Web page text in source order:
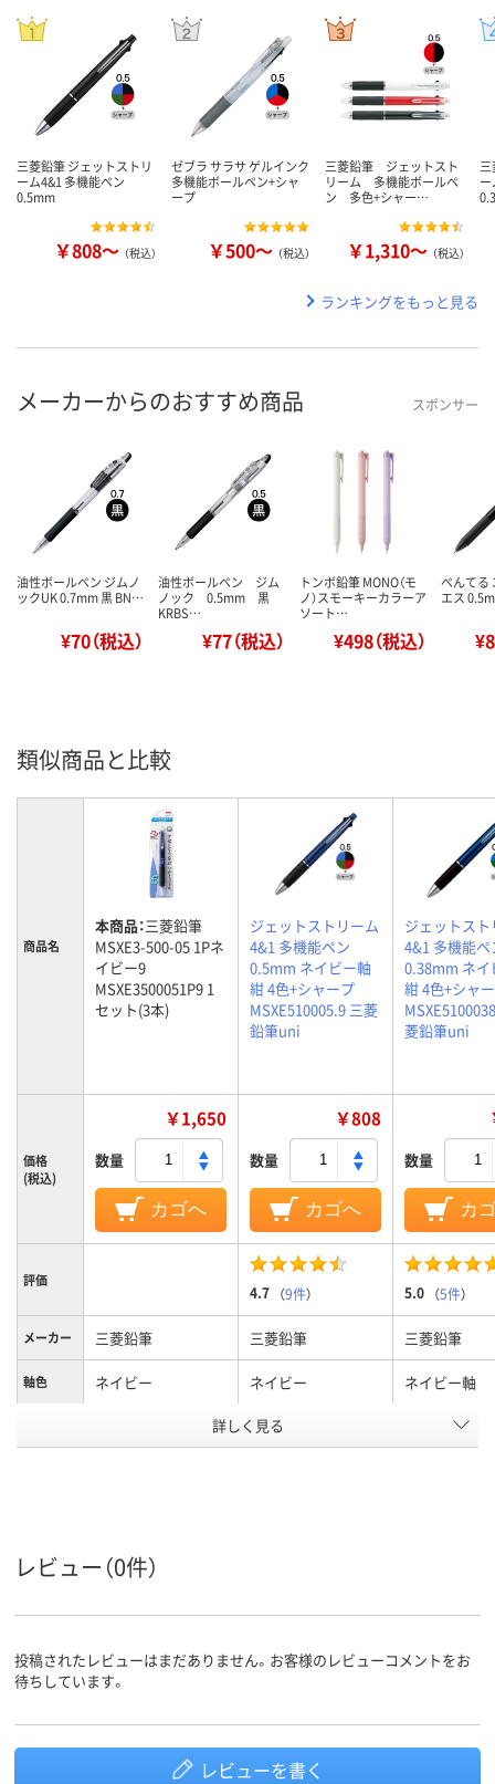
三菱鉛筆 ジェットストリ
ーム4&1 多機能ペン
0.5mm
￥808～ （税込）
ゼブラ サラサ ゲルインク
多機能ボールペン+シャ
ープ
￥500～ （税込）
三菱鉛筆 ジェットスト
リーム 多機能ボールペ
ン 多色+シャー…
￥1,310～ （税込）
ランキングをもっと見る
メーカーからのおすすめ商品 スポンサー
油性ボールペン ジムノ
ックUK 0.7mm 黒 BN…
¥70（税込）
油性ボールペン ジム
ノック 0.5mm 黒
KRBS…
¥77（税込）
トンボ鉛筆 MONO（モ
ノ）スモーキーカラーア
ソート…
¥498（税込）
ぺんてる
エス
類似商品と比較
商品名
本商品：三菱鉛筆
MSXE3-500-05 1Pネ
イビー9
MSXE3500051P9 1
セット(3本)
ジェットストリーム
4&1 多機能ペン
0.5mm ネイビー軸
紺 4色+シャープ
MSXE510005.9 三菱
鉛筆uni
ジェットス
4&1 多機能ペ
0.38mm ネイ
紺 4色+シャ
菱鉛筆uni
価格
(税込)
￥1,650
数量
カゴへ
￥808
数量
カゴへ
数量
カ
評価
4.7 （9件） 5.0 （5件）
メーカー 三菱鉛筆 三菱鉛筆 三菱鉛筆
軸色 ネイビー ネイビー ネイビー軸
0.5mm 0.38mm
カラーグ
ネイビー系
スコア
詳しく見る
レビュー（0件）
投稿されたレビューはまだありません。お客様のレビューコメントをお
待ちしています。
レビューを書く